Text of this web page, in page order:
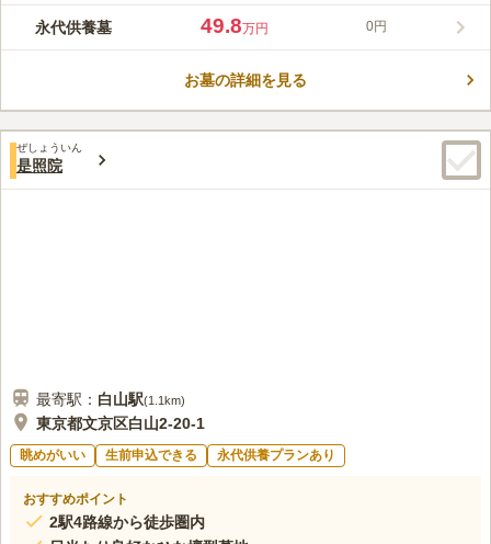
駅」から徒歩圏内というアクセスの良さも魅力です。 本殿は明
るい作りになっており、荘厳な雰囲気です。 法要施設が完備さ
人を偲ぶことができます。
この霊園はまだ誰からも評価されていません。
永代供養墓 49.8万円 0円
お墓の詳細を見る
ぜしょういん
是照院
最寄駅： 白山駅(1.1km)
東京都文京区白山2-20-1
眺めがいい 生前申込できる 永代供養プランあり
おすすめポイント
2駅4路線から徒歩圏内